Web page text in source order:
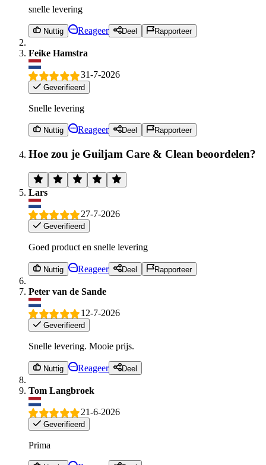
snelle levering
Nuttig Reageer Deel Rapporteer
Feike Hamstra
31-7-2026
Geverifieerd
Snelle levering
Nuttig Reageer Deel Rapporteer
Hoe zou je Guiljam Care & Clean beoordelen?
Lars
27-7-2026
Geverifieerd
Goed product en snelle levering
Nuttig Reageer Deel Rapporteer
Peter van de Sande
12-7-2026
Geverifieerd
Snelle levering. Mooie prijs.
Nuttig Reageer Deel
Tom Langbroek
21-6-2026
Geverifieerd
Prima